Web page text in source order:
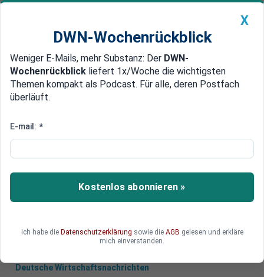
Newsticker MEIN DWN: Geldanlage Premium
Edelmetalle DWN-Magazin China
US-Flugzeugträger sorgt für
China hat die Entsendung des US-
Flugzeugträgers «USS Theodore Roosevelt» in
das umstrittene Südchinesische Meer kritisiert.
Deutsche Wirtschaftsnachrichten
X
DWN-Wochenrückblick
Weniger E-Mails, mehr Substanz: Der DWN-
Wochenrückblick liefert 1x/Woche die wichtigsten
Themen kompakt als Podcast. Für alle, deren Postfach
überläuft.
E-mail: *
Kostenlos abonnieren »
Ich habe die Datenschutzerklärung sowie die AGB gelesen und erkläre
mich einverstanden.